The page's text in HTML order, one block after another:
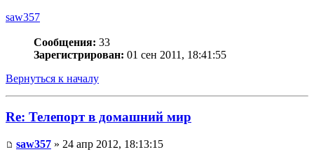
saw357
Сообщения: 33
Зарегистрирован: 01 сен 2011, 18:41:55
Вернуться к началу
Re: Телепорт в домашний мир
saw357 » 24 апр 2012, 18:13:15